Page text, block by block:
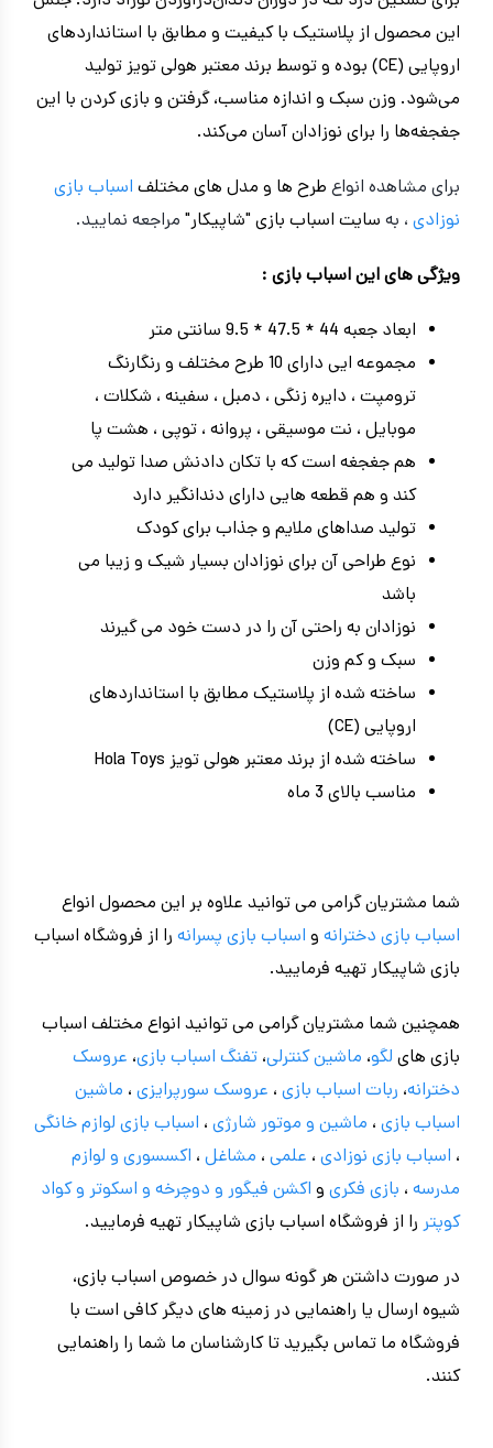
این محصول از پلاستیک با کیفیت و مطابق با استانداردهای
اروپایی (CE) بوده و توسط برند معتبر هولی تویز تولید
می‌شود. وزن سبک و اندازه مناسب، گرفتن و بازی کردن با این
جغجغه‌ها را برای نوزادان آسان می‌کند.
برای مشاهده انواع طرح ها و مدل های مختلف اسباب بازی
نوزادی ، به سایت اسباب بازی "شاپیکار" مراجعه نمایید.
ویژگی های این اسباب بازی :
ابعاد جعبه 44 * 47.5 * 9.5 سانتی متر
مجموعه ایی دارای 10 طرح مختلف و رنگارنگ
ترومپت ، دایره زنگی ، دمبل ، سفینه ، شکلات ،
موبایل ، نت موسیقی ، پروانه ، توپی ، هشت پا
هم جغجغه است که با تکان دادنش صدا تولید می
کند و هم قطعه هایی دارای دندانگیر دارد
تولید صداهای ملایم و جذاب برای کودک
نوع طراحی آن برای نوزادان بسیار شیک و زیبا می
باشد
نوزادان به راحتی آن را در دست خود می گیرند
سبک و کم وزن
ساخته شده از پلاستیک مطابق با استانداردهای
اروپایی (CE)
ساخته شده از برند معتبر هولی تویز Hola Toys
مناسب بالای 3 ماه
شما مشتریان گرامی می توانید علاوه بر این محصول انواع
اسباب بازی دخترانه و اسباب بازی پسرانه را از فروشگاه اسباب
بازی شاپیکار تهیه فرمایید.
همچنین شما مشتریان گرامی می توانید انواع مختلف اسباب
بازی های لگو، ماشین کنترلی، تفنگ اسباب بازی، عروسک
دخترانه، ربات اسباب بازی ، عروسک سورپرایزی ، ماشین
اسباب بازی ، ماشین و موتور شارژی ، اسباب بازی لوازم خانگی
، اسباب بازی نوزادی ، علمی ، مشاغل ، اکسسوری و لوازم
مدرسه ، بازی فکری و اکشن فیگور و دوچرخه و اسکوتر و کواد
کوپتر را از فروشگاه اسباب بازی شاپیکار تهیه فرمایید.
در صورت داشتن هر گونه سوال در خصوص اسباب بازی،
شیوه ارسال یا راهنمایی در زمینه های دیگر کافی است با
فروشگاه ما تماس بگیرید تا کارشناسان ما شما را راهنمایی
کنند.